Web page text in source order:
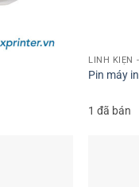
LINH KIỆN
Pin máy
1 đã bán